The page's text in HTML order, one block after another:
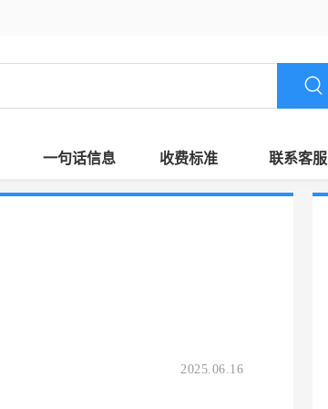
一句话信息 收费标准 联系客服
2025.06.16